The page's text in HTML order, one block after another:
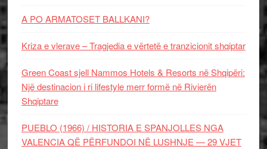
A PO ARMATOSET BALLKANI?
Kriza e vlerave – Tragjedia e vërtetë e tranzicionit shqiptar
Green Coast sjell Nammos Hotels & Resorts në Shqipëri:
Një destinacion i ri lifestyle merr formë në Rivierën
Shqiptare
PUEBLO (1966) / HISTORIA E SPANJOLLES NGA
VALENCIA QË PËRFUNDOI NË LUSHNJE — 29 VJET